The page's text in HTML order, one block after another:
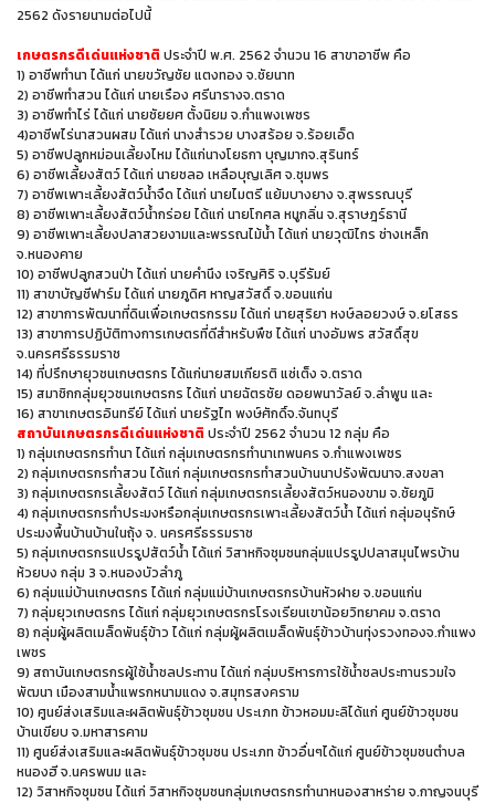
2562 ดังรายนามต่อไปนี้
เกษตรกรดีเด่นแห่งชาติ ประจำปี พ.ศ. 2562 จำนวน 16 สาขาอาชีพ คือ
1) อาชีพทำนา ได้แก่ นายขวัญชัย แตงทอง จ.ชัยนาท
2) อาชีพทำสวน ได้แก่ นายเรือง ศรีนารางจ.ตราด
3) อาชีพทำไร่ ได้แก่ นายชัยยศ ตั้งนิยม จ.กําแพงเพชร
4)อาชีพไร่นาสวนผสม ได้แก่ นางสํารวย บางสร้อย จ.ร้อยเอ็ด
5) อาชีพปลูกหม่อนเลี้ยงไหม ได้แก่นางโยธกา บุญมากจ.สุรินทร์
6) อาชีพเลี้ยงสัตว์ ได้แก่ นายชลอ เหลือบุญเลิศ จ.ชุมพร
7) อาชีพเพาะเลี้ยงสัตว์น้ำจืด ได้แก่ นายไมตรี แย้มบางยาง จ.สุพรรณบุรี
8) อาชีพเพาะเลี้ยงสัตว์น้ำกร่อย ได้แก่ นายโกศล หนูกลิ่น จ.สุราษฎร์ธานี
9) อาชีพเพาะเลี้ยงปลาสวยงามและพรรณไม้น้ำ ได้แก่ นายวุฒิไกร ช่างเหล็ก
จ.หนองคาย
10) อาชีพปลูกสวนป่า ได้แก่ นายคํานึง เจริญศิริ จ.บุรีรัมย์
11) สาขาบัญชีฟาร์ม ได้แก่ นายภูดิศ หาญสวัสดิ์ จ.ขอนแก่น
12) สาขาการพัฒนาที่ดินเพื่อเกษตรกรรม ได้แก่ นายสุริยา หงษ์ลอยวงษ์ จ.ยโสธร
13) สาขาการปฏิบัติทางการเกษตรที่ดีสำหรับพืช ได้แก่ นางอัมพร สวัสดิ์สุข
จ.นครศรีธรรมราช
14) ที่ปรึกษายุวชนเกษตรกร ได้แก่นายสมเกียรติ แซ่เต็ง จ.ตราด
15) สมาชิกกลุ่มยุวชนเกษตรกร ได้แก่ นายฉัตรชัย ดอยพนาวัลย์ จ.ลําพูน และ
16) สาขาเกษตรอินทรีย์ ได้แก่ นายรัฐไท พงษ์ศักดิ์จ.จันทบุรี
สถาบันเกษตรกรดีเด่นแห่งชาติ ประจำปี 2562 จำนวน 12 กลุ่ม คือ
1) กลุ่มเกษตรกรทำนา ได้แก่ กลุ่มเกษตรกรทำนาเทพนคร จ.กำแพงเพชร
2) กลุ่มเกษตรกรทำสวน ได้แก่ กลุ่มเกษตรกรทำสวนบ้านนาปรังพัฒนาจ.สงขลา
3) กลุ่มเกษตรกรเลี้ยงสัตว์ ได้แก่ กลุ่มเกษตรกรเลี้ยงสัตว์หนองขาม จ.ชัยภูมิ
4) กลุ่มเกษตรกรทำประมงหรือกลุ่มเกษตรกรเพาะเลี้ยงสัตว์น้ำ ได้แก่ กลุ่มอนุรักษ์
ประมงพื้นบ้านบ้านในถุ้ง จ. นครศรีธรรมราช
5) กลุ่มเกษตรกรแปรรูปสัตว์น้ำ ได้แก่ วิสาหกิจชุมชนกลุ่มแปรรูปปลาสมุนไพรบ้าน
ห้วยบง กลุ่ม 3 จ.หนองบัวลําภู
6) กลุ่มแม่บ้านเกษตรกร ได้แก่ กลุ่มแม่บ้านเกษตรกรบ้านหัวฝาย จ.ขอนแก่น
7) กลุ่มยุวเกษตรกร ได้แก่ กลุ่มยุวเกษตรกรโรงเรียนเขาน้อยวิทยาคม จ.ตราด
8) กลุ่มผู้ผลิตเมล็ดพันธุ์ข้าว ได้แก่ กลุ่มผู้ผลิตเมล็ดพันธุ์ข้าวบ้านทุ่งรวงทองจ.กําแพง
เพชร
9) สถาบันเกษตรกรผู้ใช้น้ำชลประทาน ได้แก่ กลุ่มบริหารการใช้น้ำชลประทานรวมใจ
พัฒนา เมืองสามน้ำแพรกหนามแดง จ.สมุทรสงคราม
10) ศูนย์ส่งเสริมและผลิตพันธุ์ข้าวชุมชน ประเภท ข้าวหอมมะลิได้แก่ ศูนย์ข้าวชุมชน
บ้านเขียบ จ.มหาสารคาม
11) ศูนย์ส่งเสริมและผลิตพันธุ์ข้าวชุมชน ประเภท ข้าวอื่นๆได้แก่ ศูนย์ข้าวชุมชนตําบล
หนองฮี จ.นครพนม และ
12) วิสาหกิจชุมชน ได้แก่ วิสาหกิจชุมชนกลุ่มเกษตรกรทำนาหนองสาหร่าย จ.กาญจนบุรี